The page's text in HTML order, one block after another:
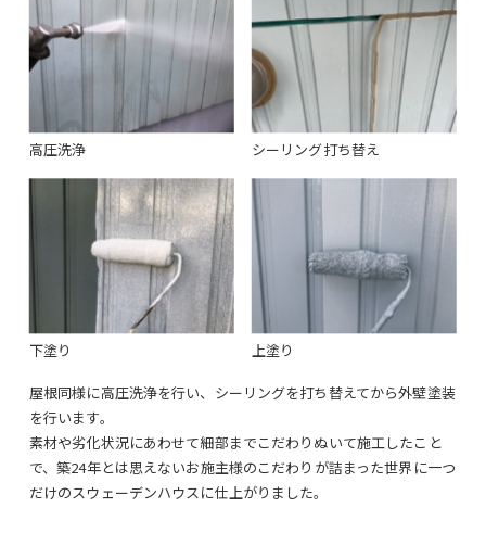
高圧洗浄 シーリング打ち替え
下塗り 上塗り
屋根同様に高圧洗浄を行い、シーリングを打ち替えてから外壁塗装
を行います。
素材や劣化状況にあわせて細部までこだわりぬいて施工したこと
で、築24年とは思えないお施主様のこだわりが詰まった世界に一つ
だけのスウェーデンハウスに仕上がりました。